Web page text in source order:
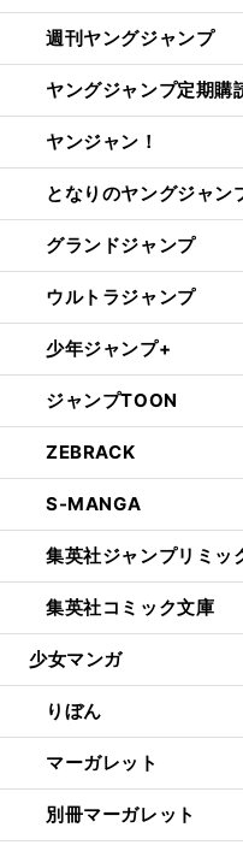
週刊ヤングジャンプ
ヤングジャンプ定期購
ヤンジャン！
となりのヤングジャン
グランドジャンプ
ウルトラジャンプ
少年ジャンプ+
ジャンプTOON
ZEBRACK
S-MANGA
集英社ジャンプリミッ
集英社コミック文庫
少女マンガ
りぼん
マーガレット
別冊マーガレット